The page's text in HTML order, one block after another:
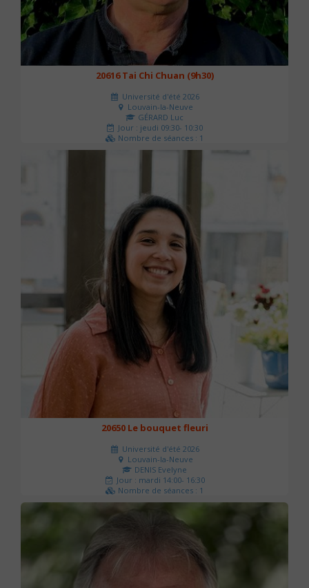
20616 Tai Chi Chuan (9h30)
Université d'été 2026
Louvain-la-Neuve
GÉRARD Luc
Jour : jeudi 09:30- 10:30
Nombre de séances : 1
20650 Le bouquet fleuri
Université d'été 2026
Louvain-la-Neuve
DENIS Evelyne
Jour : mardi 14:00- 16:30
Nombre de séances : 1
60 €